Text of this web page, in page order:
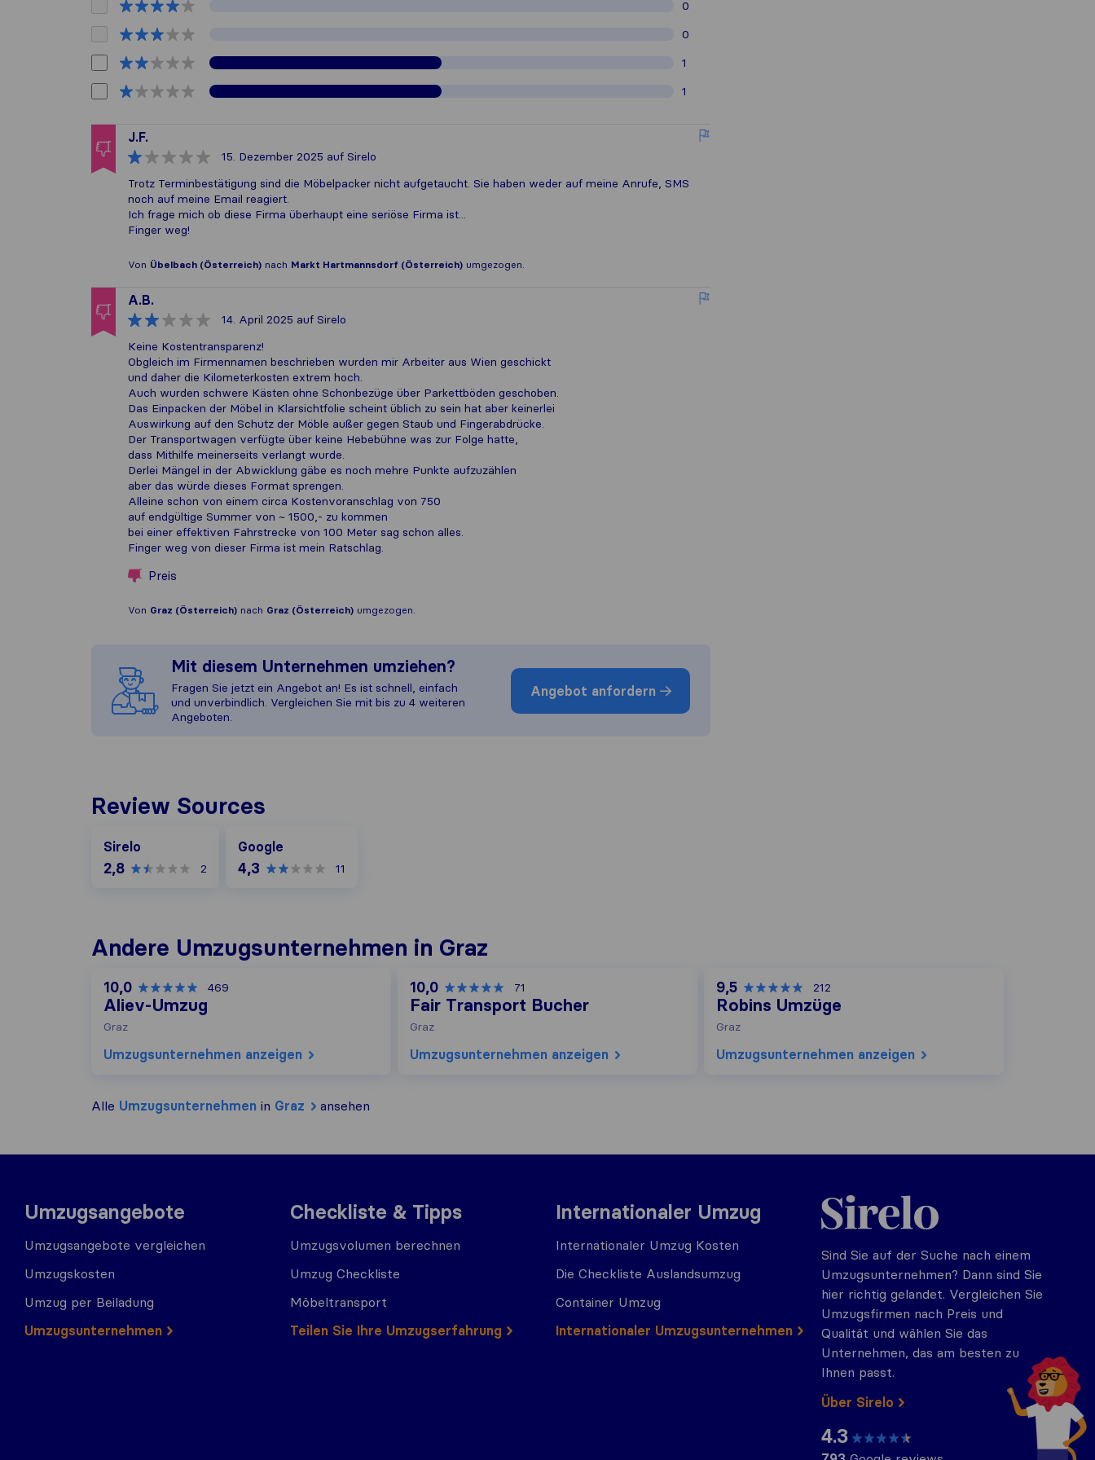
0
0
1
1
J.F.
15. Dezember 2025 auf Sirelo
Trotz Terminbestätigung sind die Möbelpacker nicht aufgetaucht. Sie haben weder auf meine Anrufe, SMS
noch auf meine Email reagiert.
Ich frage mich ob diese Firma überhaupt eine seriöse Firma ist...
Finger weg!
Von Übelbach (Österreich) nach Markt Hartmannsdorf (Österreich) umgezogen.
A.B.
14. April 2025 auf Sirelo
Keine Kostentransparenz!
Obgleich im Firmennamen beschrieben wurden mir Arbeiter aus Wien geschickt
und daher die Kilometerkosten extrem hoch.
Auch wurden schwere Kästen ohne Schonbezüge über Parkettböden geschoben.
Das Einpacken der Möbel in Klarsichtfolie scheint üblich zu sein hat aber keinerlei
Auswirkung auf den Schutz der Möble außer gegen Staub und Fingerabdrücke.
Der Transportwagen verfügte über keine Hebebühne was zur Folge hatte,
dass Mithilfe meinerseits verlangt wurde.
Derlei Mängel in der Abwicklung gäbe es noch mehre Punkte aufzuzählen
aber das würde dieses Format sprengen.
Alleine schon von einem circa Kostenvoranschlag von 750
auf endgültige Summer von ~ 1500,- zu kommen
bei einer effektiven Fahrstrecke von 100 Meter sag schon alles.
Finger weg von dieser Firma ist mein Ratschlag.
Preis
Von Graz (Österreich) nach Graz (Österreich) umgezogen.
Mit diesem Unternehmen umziehen?
Fragen Sie jetzt ein Angebot an! Es ist schnell, einfach
und unverbindlich. Vergleichen Sie mit bis zu 4 weiteren
Angeboten.
Angebot anfordern
Review Sources
Sirelo
2,8 2
Google
4,3 11
Andere Umzugs​unternehmen in Graz
10,0 469
Aliev-Umzug
Graz
Umzugs​unternehmen anzeigen
10,0 71
Fair Transport Bucher
Graz
Umzugs​unternehmen anzeigen
9,5 212
Robins Umzüge
Graz
Umzugs​unternehmen anzeigen
Alle Umzugs​unternehmen in Graz ansehen
Umzugsangebote
Umzugsangebote vergleichen
Umzugskosten
Umzug per Beiladung
Umzugs​​unternehmen
Checkliste & Tipps
Umzugsvolumen berechnen
Umzug Checkliste
Möbeltransport
Teilen Sie Ihre Umzugserfahrung
Internationaler Umzug
Internationaler Umzug Kosten
Die Checkliste Auslandsumzug
Container Umzug
Internationaler Umzugsunternehmen
Sirelo.at
Sind Sie auf der Suche nach einem
Umzugsunternehmen? Dann sind Sie
hier richtig gelandet. Vergleichen Sie
Umzugsfirmen nach Preis und
Qualität und wählen Sie das
Unternehmen, das am besten zu
Ihnen passt.
Über Sirelo
4.3